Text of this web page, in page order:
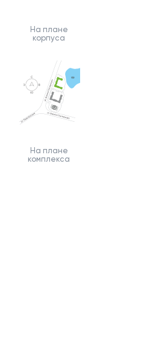
На плане
корпуса
На плане
комплекса